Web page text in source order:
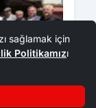
sağlamak için
Politikamızı